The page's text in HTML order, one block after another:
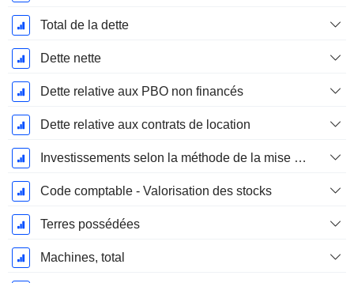
Total de la dette
Dette nette
Dette relative aux PBO non financés
Dette relative aux contrats de location
Investissements selon la méthode de la mise en équivalence, total
Code comptable - Valorisation des stocks
Terres possédées
Machines, total